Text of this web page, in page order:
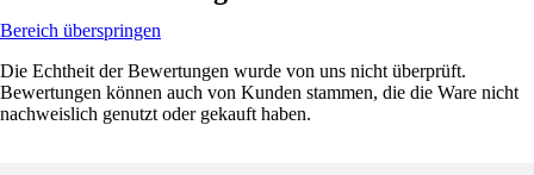
Bereich überspringen
Die Echtheit der Bewertungen wurde von uns nicht überprüft.
Bewertungen können auch von Kunden stammen, die die Ware nicht
nachweislich genutzt oder gekauft haben.